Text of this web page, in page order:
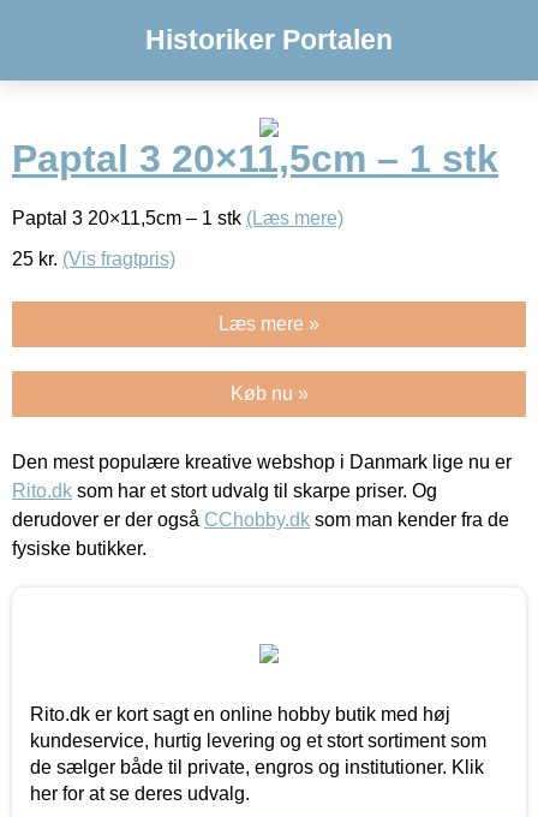
Historiker Portalen
Paptal 3 20×11,5cm – 1 stk
Paptal 3 20×11,5cm – 1 stk (Læs mere)
25 kr. (Vis fragtpris)
Læs mere »
Køb nu »
Den mest populære kreative webshop i Danmark lige nu er
Rito.dk som har et stort udvalg til skarpe priser. Og
derudover er der også CChobby.dk som man kender fra de
fysiske butikker.
Rito.dk er kort sagt en online hobby butik med høj
kundeservice, hurtig levering og et stort sortiment som
de sælger både til private, engros og institutioner. Klik
her for at se deres udvalg.